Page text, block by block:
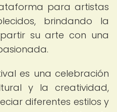
para artistas
brindando la
su arte con una
es una celebración
y la creatividad,
diferentes estilos y